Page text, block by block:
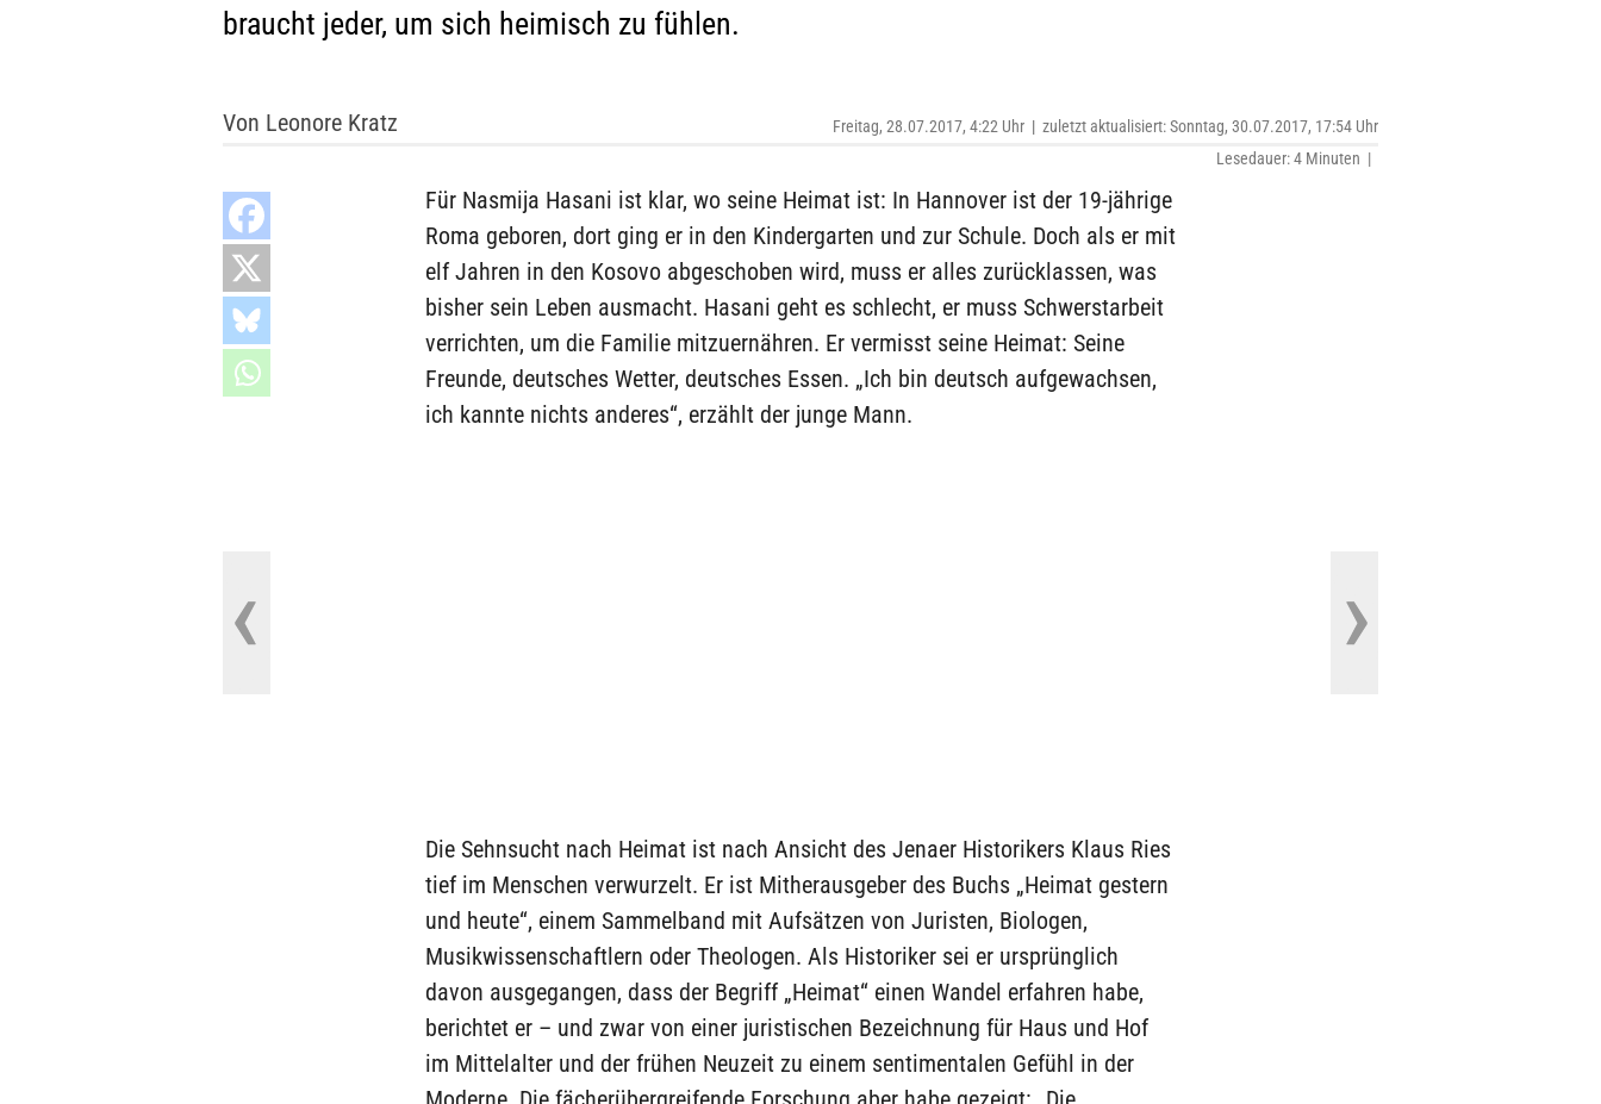
braucht jeder, um sich heimisch zu fühlen.
Von Leonore Kratz Freitag, 28.07.2017, 4:22 Uhr | zuletzt aktualisiert: Sonntag, 30.07.2017, 17:54 Uhr
Lesedauer: 4 Minuten |
Für Nasmija Hasani ist klar, wo seine Heimat ist: In Hannover ist der 19-jährige
Roma geboren, dort ging er in den Kindergarten und zur Schule. Doch als er mit
elf Jahren in den Kosovo abgeschoben wird, muss er alles zurücklassen, was
bisher sein Leben ausmacht. Hasani geht es schlecht, er muss Schwerstarbeit
verrichten, um die Familie mitzuernähren. Er vermisst seine Heimat: Seine
Freunde, deutsches Wetter, deutsches Essen. „Ich bin deutsch aufgewachsen,
ich kannte nichts anderes“, erzählt der junge Mann.
Die Sehnsucht nach Heimat ist nach Ansicht des Jenaer Historikers Klaus Ries
tief im Menschen verwurzelt. Er ist Mitherausgeber des Buchs „Heimat gestern
und heute“, einem Sammelband mit Aufsätzen von Juristen, Biologen,
Musikwissenschaftlern oder Theologen. Als Historiker sei er ursprünglich
davon ausgegangen, dass der Begriff „Heimat“ einen Wandel erfahren habe,
berichtet er – und zwar von einer juristischen Bezeichnung für Haus und Hof
im Mittelalter und der frühen Neuzeit zu einem sentimentalen Gefühl in der